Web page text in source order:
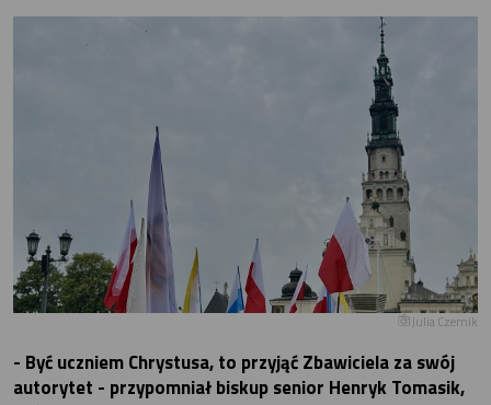
Julia Czernik
- Być uczniem Chrystusa, to przyjąć Zbawiciela za swój
autorytet - przypomniał biskup senior Henryk Tomasik,